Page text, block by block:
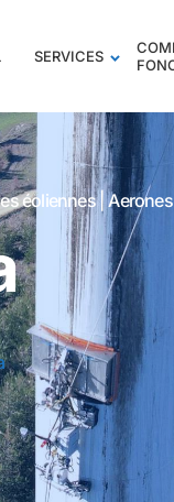
SERVICES
éoliennes | Aerones